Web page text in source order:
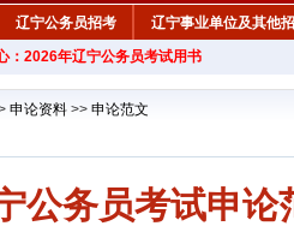
辽宁公务员招考 辽宁事业单位及其他
：2026年辽宁公务员考试用书
申论资料 >> 申论范文
公务员考试申